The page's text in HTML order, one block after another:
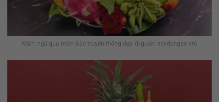
Mâm ngũ quả miền Bắc truyền thống đẹp. (Nguồn: xaydungso.vn)